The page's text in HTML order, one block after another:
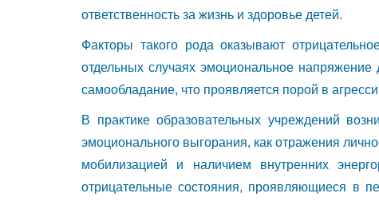
ответственность за жизнь и здоровье детей.
Факторы такого рода оказывают
отдельных случаях эмоциональное напряжение
самообладание, что проявляется порой в
В практике образовательных учреждений
эмоционального выгорания, как отражения
мобилизацией и наличием внутренних
отрицательные состояния, проявляющиеся в